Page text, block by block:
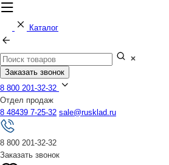
Каталог
Заказать звонок
8 800 201-32-32
Отдел продаж
8 48439 7-25-32 sale@rusklad.ru
8 800 201-32-32
Заказать звонок